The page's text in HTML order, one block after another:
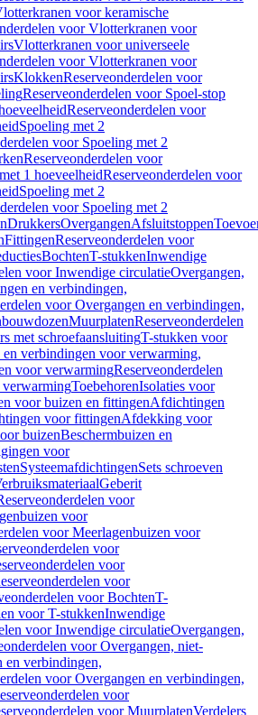
voor keramische
voor Vlotterkranen voor
Vlotterkranen voor universeele
voor Vlotterkranen voor
KlokkenReserveonderdelen voor
Reserveonderdelen voor Spoel-stop
Reserveonderdelen voor
Spoeling met 2
voor Spoeling met 2
Reserveonderdelen voor
1 hoeveelheidReserveonderdelen voor
Spoeling met 2
voor Spoeling met 2
DrukkersOvergangenAfsluitstoppen
FittingenReserveonderdelen voor
BochtenT-stukkenInwendige
voor Inwendige circulatieOvergangen,
en verbindingen,
voor Overgangen en verbindingen,
MuurplatenReserveonderdelen
met schroefaansluitingT-stukken voor
en verbindingen voor verwarming,
voor verwarmingReserveonderdelen
ToebehorenIsolaties voor
voor buizen en fittingenAfdichtingen
voor fittingenAfdekking voor
buizenBeschermbuizen en
voor
SysteemafdichtingenSets schroeven
Geberit
voor
voor
voor Meerlagenbuizen voor
voor
voor
voor
voor BochtenT-
voor T-stukkenInwendige
voor Inwendige circulatieOvergangen,
voor Overgangen, niet-
en verbindingen,
voor Overgangen en verbindingen,
voor
voor MuurplatenVerdelers